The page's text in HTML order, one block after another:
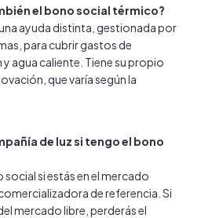
el bono social térmico?
ayuda distinta, gestionada por
para cubrir gastos de
agua caliente. Tiene su propio
que varía según la
de luz si tengo el bono
si estás en el mercado
de referencia. Si
mercado libre, perderás el